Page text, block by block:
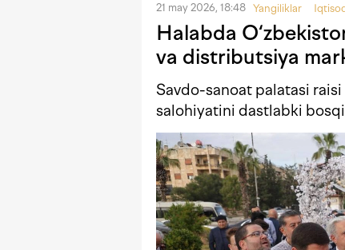
21 may 2026, 18:48 Yangiliklar
Halabda
va distributsiya
Savdo-sanoat palatasi
salohiyatini dastlabki